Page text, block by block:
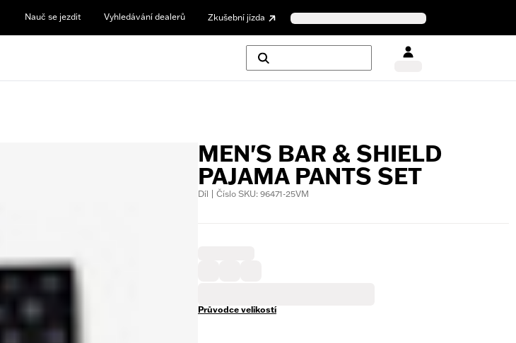
Nauč se jezdit Vyhledávání dealerů Zkušební jízda
MEN'S BAR & SHIELD
PAJAMA PANTS SET
Díl | Číslo SKU: 96471-25VM
Průvodce velikostí